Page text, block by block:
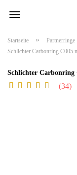
Startseite » Partnerringe
Schlichter Carbonring C005
Schlichter Carbonring
34